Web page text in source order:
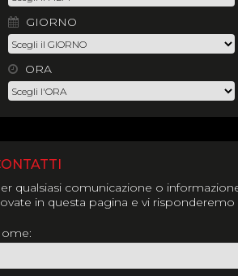
GIORNO
ORA
qualsiasi comunicazione o
in questa pagina e vi risponderemo